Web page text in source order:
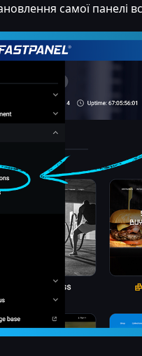
самої панелі